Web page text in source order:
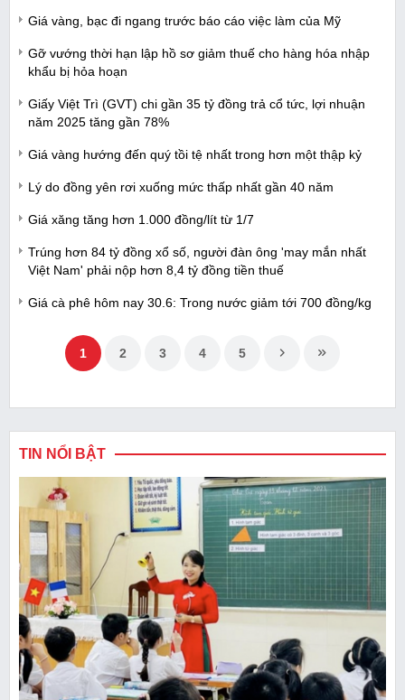
Giá vàng, bạc đi ngang trước báo cáo việc làm của Mỹ
Gỡ vướng thời hạn lập hồ sơ giảm thuế cho hàng hóa nhập
khẩu bị hỏa hoạn
Giấy Việt Trì (GVT) chi gần 35 tỷ đồng trả cổ tức, lợi nhuận
năm 2025 tăng gần 78%
Giá vàng hướng đến quý tồi tệ nhất trong hơn một thập kỷ
Lý do đồng yên rơi xuống mức thấp nhất gần 40 năm
Giá xăng tăng hơn 1.000 đồng/lít từ 1/7
Trúng hơn 84 tỷ đồng xổ số, người đàn ông 'may mắn nhất
Việt Nam' phải nộp hơn 8,4 tỷ đồng tiền thuế
Giá cà phê hôm nay 30.6: Trong nước giảm tới 700 đồng/kg
1 2 3 4 5
TIN NỔI BẬT